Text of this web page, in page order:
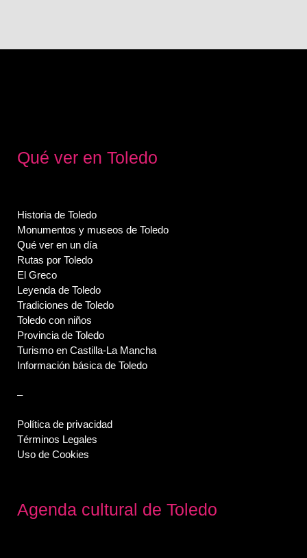
Qué ver en Toledo
Historia de Toledo
Monumentos y museos de Toledo
Qué ver en un día
Rutas por Toledo
El Greco
Leyenda de Toledo
Tradiciones de Toledo
Toledo con niños
Provincia de Toledo
Turismo en Castilla-La Mancha
Información básica de Toledo
–
Política de privacidad
Términos Legales
Uso de Cookies
Agenda cultural de Toledo